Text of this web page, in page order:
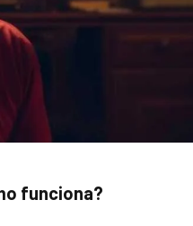
funciona?